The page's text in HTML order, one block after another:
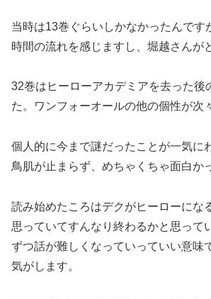
当時は13巻ぐらいしかなかったんです
時間の流れを感じますし、堀越さんが
32巻はヒーローアカデミアを去った後
た。ワンフォーオールの他の個性が次
個人的に今まで謎だったことが一気に
鳥肌が止まらず、めちゃくちゃ面白か
読み始めたころはデクがヒーローにな
思っていてすんなり終わるかと思って
ずつ話が難しくなっていっていい意味
気がします。